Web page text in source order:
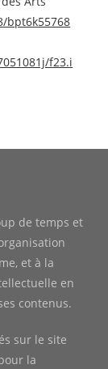
bpt6k55768
f23.i
de temps et
et à la
en
contenus.
sur le site
la